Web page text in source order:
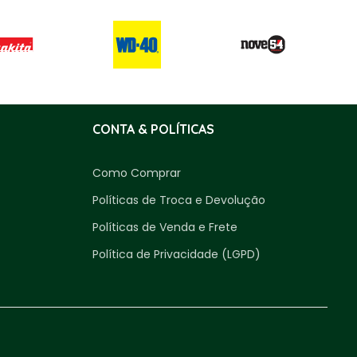
CONTA & POLÍTICAS
Como Comprar
Políticas de Troca e Devolução
Políticas de Venda e Frete
Política de Privacidade (LGPD)